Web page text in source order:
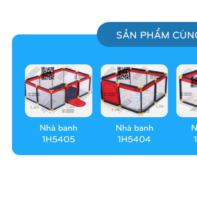
SẢN PHẨM
Nhà banh
1H5405
Nhà banh
1H5404